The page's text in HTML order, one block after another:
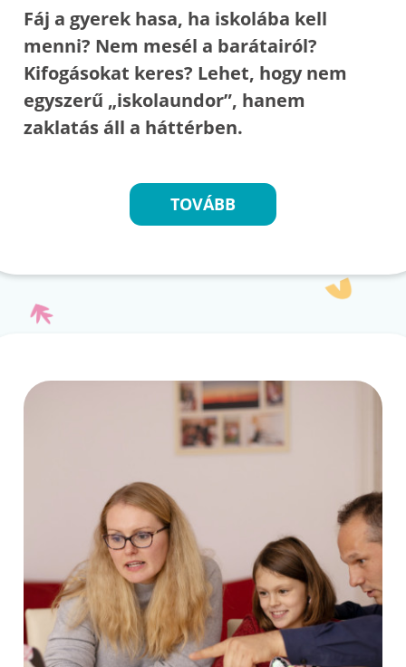
Fáj a gyerek hasa, ha iskolába kell
menni? Nem mesél a barátairól?
Kifogásokat keres? Lehet, hogy nem
egyszerű „iskolaundor”, hanem
zaklatás áll a háttérben.
TOVÁBB